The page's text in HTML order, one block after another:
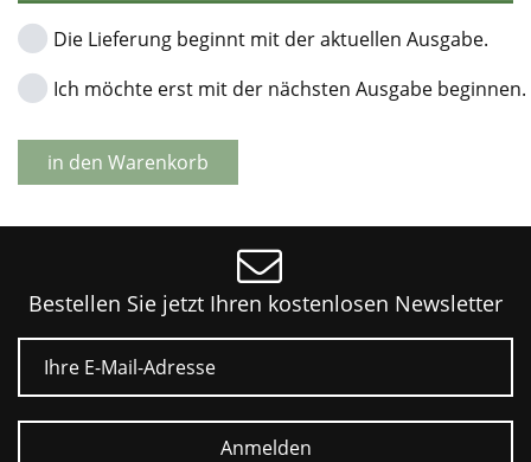
Die Lieferung beginnt mit der aktuellen Ausgabe.
Ich möchte erst mit der nächsten Ausgabe beginnen.
in den Warenkorb
Bestellen Sie jetzt Ihren kostenlosen Newsletter
E-Mail
Anmelden